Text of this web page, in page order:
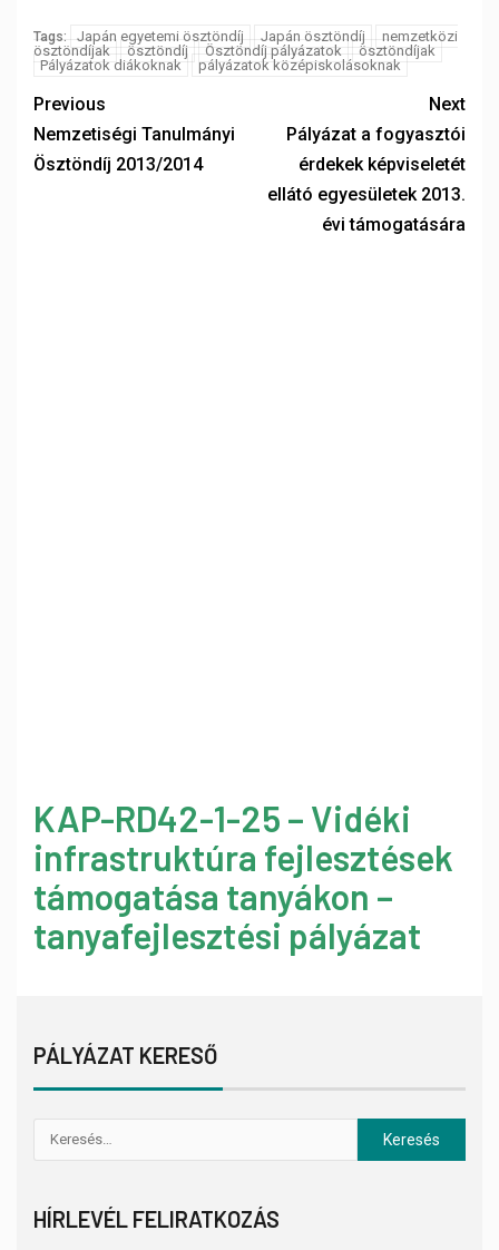
Tags: Japán egyetemi ösztöndíj Japán ösztöndíj
nemzetközi
ösztöndíjak
ösztöndíj Ösztöndíj pályázatok
ösztöndíjak
Pályázatok diákoknak
pályázatok középiskolásoknak
Previous
Nemzetiségi Tanulmányi
Ösztöndíj 2013/2014
Next
Pályázat a fogyasztói
érdekek képviseletét
ellátó egyesületek 2013.
évi támogatására
KAP-RD42-1-25 – Vidéki
infrastruktúra fejlesztések
támogatása tanyákon –
tanyafejlesztési pályázat
PÁLYÁZAT KERESŐ
HÍRLEVÉL FELIRATKOZÁS